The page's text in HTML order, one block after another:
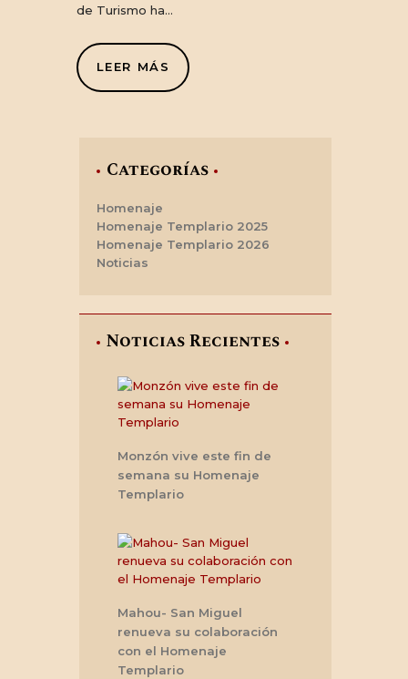
de Turismo ha…
LEER MÁS
Categorías
Homenaje
Homenaje Templario 2025
Homenaje Templario 2026
Noticias
Noticias Recientes
Monzón vive este fin de
semana su Homenaje
Templario
Mahou- San Miguel
renueva su colaboración
con el Homenaje
Templario